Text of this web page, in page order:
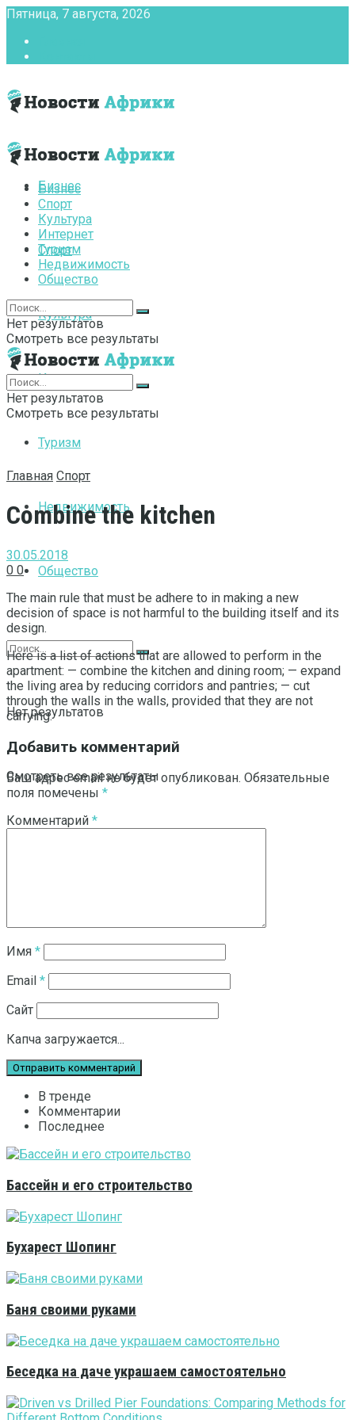
Пятница, 7 августа, 2026
Бизнес
Спорт
Культура
Интернет
Туризм
Недвижимость
Общество
Нет результатов
Смотреть все результаты
Бизнес
Спорт
Культура
Интернет
Туризм
Недвижимость
Общество
Нет результатов
Смотреть все результаты
Нет результатов
Смотреть все результаты
Главная Спорт
Combine the kitchen
30.05.2018
0 0
The main rule that must be adhere to in making a new
decision of space is not harmful to the building itself and its
design.
Here is a list of actions that are allowed to perform in the
apartment: — combine the kitchen and dining room; — expand
the living area by reducing corridors and pantries; — cut
through the walls in the walls, provided that they are not
carrying.
Добавить комментарий
Ваш адрес email не будет опубликован. Обязательные
поля помечены *
Комментарий *
Имя *
Email *
Сайт
Капча загружается...
В тренде
Комментарии
Последнее
Бассейн и его строительство
Бухарест Шопинг
Баня своими руками
Беседка на даче украшаем самостоятельно